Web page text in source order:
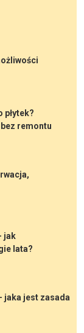
płytek?
remontu
jak
lata?
jaka jest zasada